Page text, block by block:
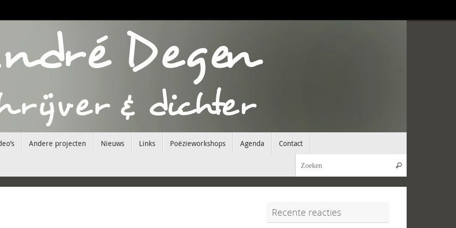
Andere projecten Nieuws Links Poëzieworkshops Agenda Contact
Zoeken
Recente reacties